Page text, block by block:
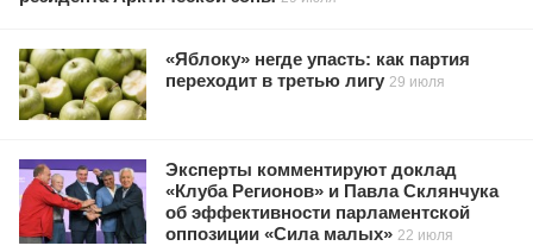
«Яблоку» негде упасть: как партия
переходит в третью лигу 29 июля
Эксперты комментируют доклад
«Клуба Регионов» и Павла Склянчука
об эффективности парламентской
оппозиции «Сила малых» 22 июля